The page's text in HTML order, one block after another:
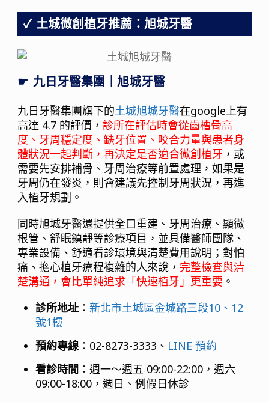
土城微創植牙推薦：旭城牙醫
九日牙醫集團｜旭城牙醫
九日牙醫集團旗下的土城旭城牙醫在google上有
高達 4.7 的評價，診所在評估時會從齒槽骨高
度、牙周穩定度、缺牙位置、咬合力量與患者身
體狀況一起判斷，再決定是否適合微創植牙 ，或
需要先安排補骨、牙周治療等前置處理，如果是
牙周仍在發炎，則會建議先控制牙周狀況，再進
入植牙規劃。
同時旭城牙醫還提供全口重建、牙周治療、顯微
根管、舒眠鎮靜等診療項目，並具備醫師團隊、
專業設備、舒適看診環境與清楚費用說明；對怕
痛、擔心植牙療程複雜的人來說， 完整檢查與清
楚溝通，會比單純追求「快速植牙」更重要 。
診所地址 ：新北市土城區金城路三段10、12
號1樓
預約專線：02-8273-3333、 LINE 預約
看診時間 ：週一～週五 09:00-22:00，週六
09:00-18:00，週日、例假日休診